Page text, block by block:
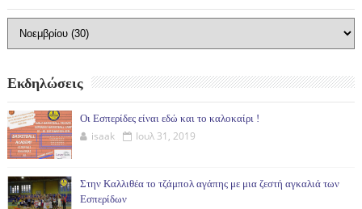
Εκδηλώσεις
Οι Εσπερίδες είναι εδώ και το καλοκαίρι !
isaak Ιουλ 31, 2019
Στην Καλλιθέα το τζάμπολ αγάπης με μια ζεστή αγκαλιά των
Εσπερίδων